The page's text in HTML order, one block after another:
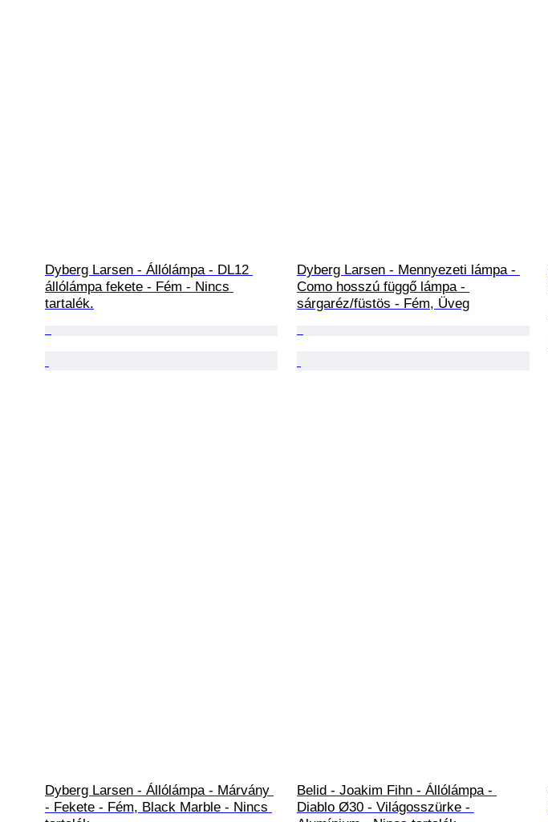
Dyberg Larsen - Állólámpa - DL12
állólámpa fekete - Fém - Nincs
tartalék.
Dyberg Larsen - Mennyezeti lámpa -
Como hosszú függő lámpa -
sárgaréz/füstös - Fém, Üveg
Dyberg Larsen - Állólámpa - Márvány
- Fekete - Fém, Black Marble - Nincs
Belid - Joakim Fihn - Állólámpa -
Diablo Ø30 - Világosszürke -